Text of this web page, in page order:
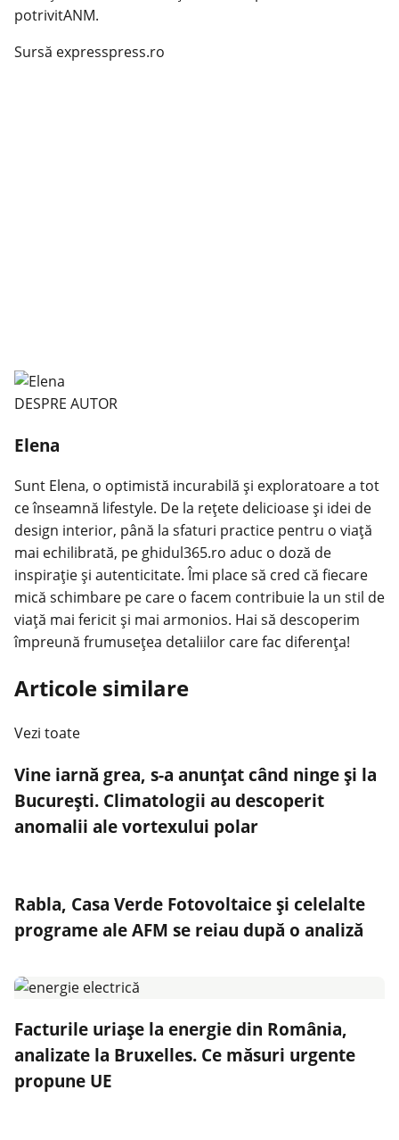
potrivitANM.
Sursă expresspress.ro
DESPRE AUTOR
Elena
Sunt Elena, o optimistă incurabilă și exploratoare a tot
ce înseamnă lifestyle. De la rețete delicioase și idei de
design interior, până la sfaturi practice pentru o viață
mai echilibrată, pe ghidul365.ro aduc o doză de
inspirație și autenticitate. Îmi place să cred că fiecare
mică schimbare pe care o facem contribuie la un stil de
viață mai fericit și mai armonios. Hai să descoperim
împreună frumusețea detaliilor care fac diferența!
Articole similare
Vezi toate
Vine iarnă grea, s-a anunţat când ninge şi la
Bucureşti. Climatologii au descoperit
anomalii ale vortexului polar
Rabla, Casa Verde Fotovoltaice și celelalte
programe ale AFM se reiau după o analiză
Facturile uriașe la energie din România,
analizate la Bruxelles. Ce măsuri urgente
propune UE